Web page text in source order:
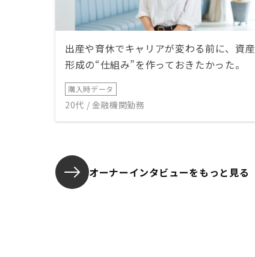
出産や育休でキャリアが変わる前に、資産
形成の“仕組み”を作っておきたかった。
購入時データ
20代 / 金融機関勤務
オーナーインタビューをもっと見る